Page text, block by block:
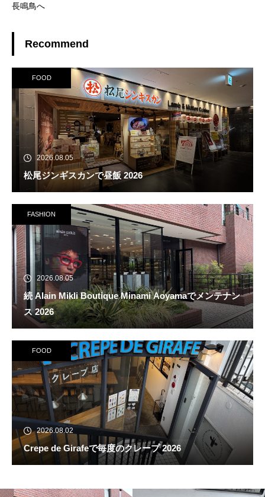
長鳴鳥へ
Recommend
FOOD
2026.08.05
松尾ジンギスカンで昼飯 2026
FASHION
2026.08.05
続 Alain Mikli Boutique Minami Aoyamaでメンテナン
ス 2026
FOOD
2026.08.02
Crepe de Girafeで毎度のクレープ 2026